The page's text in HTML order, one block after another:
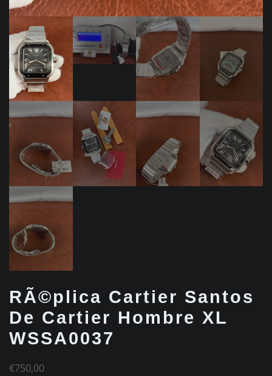
RÃ©plica Cartier Santos
De Cartier Hombre XL
WSSA0037
€750,00